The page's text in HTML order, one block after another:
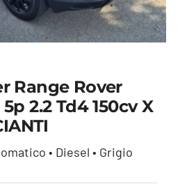
Range
N1 5p
150cv X
Range Rover
2.2 Td4 150cv X
• Diesel • Grigio